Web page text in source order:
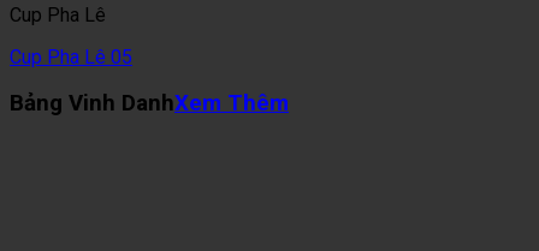
Cup Pha Lê
Cup Pha Lê 05
Bảng Vinh DanhXem Thêm